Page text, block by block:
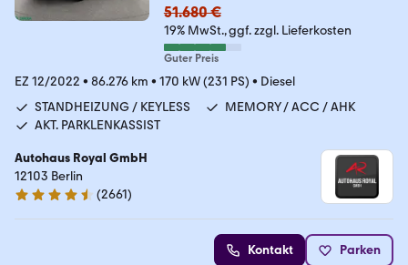
51.680 €
19% MwSt. ggf. zzgl. Lieferkosten
Guter Preis
EZ 12/2022 • 86.276 km • 170 kW (231 PS) • Diesel
STANDHEIZUNG / KEYLESS
MEMORY / ACC / AHK
AKT. PARKLENKASSIST
Autohaus Royal GmbH
12103 Berlin
4.6 Sterne
(2661)
Kontakt Parken